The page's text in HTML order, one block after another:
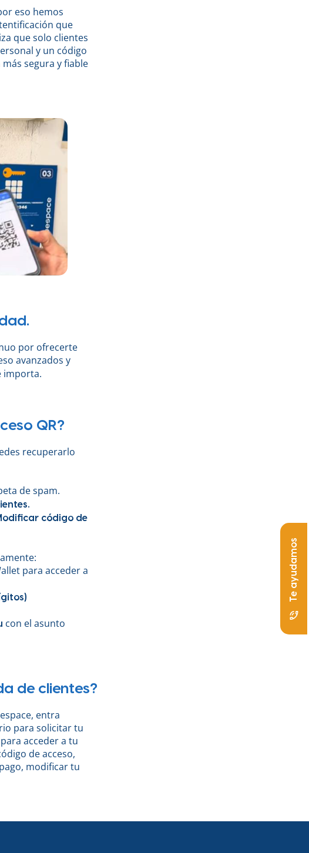
Te ayudamos
eso hemos
que
que solo clientes
y un código
segura y fiable
por ofrecerte
avanzados y
importa.
QR?
recuperarlo
de spam.
código de
para acceder a
con el asunto
de clientes?
entra
para solicitar tu
acceder a tu
de acceso,
modificar tu